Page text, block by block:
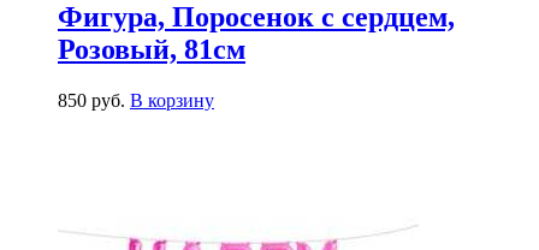
Фигура, Поросенок с сердцем,
Розовый, 81см
850 руб. В корзину